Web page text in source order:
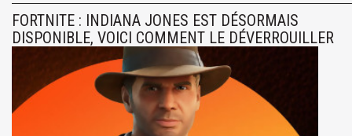
FORTNITE : INDIANA JONES EST DÉSORMAIS
DISPONIBLE, VOICI COMMENT LE DÉVERROUILLER